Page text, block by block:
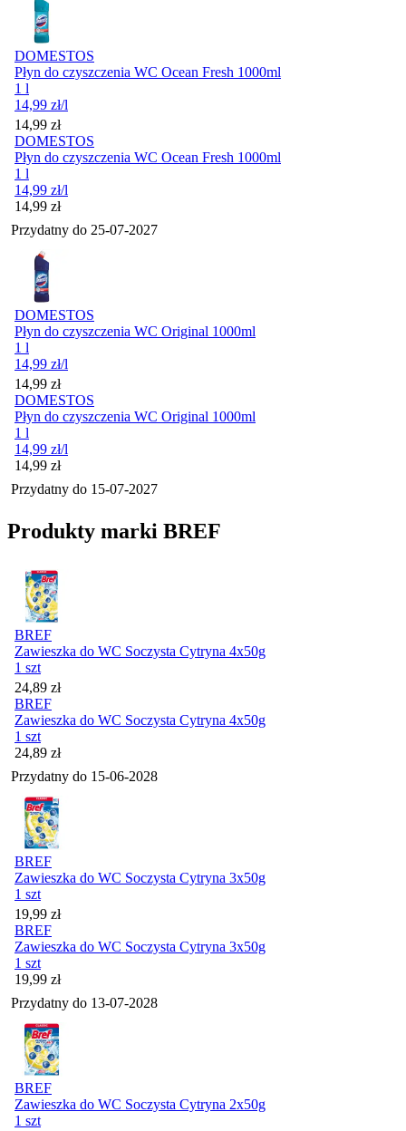
DOMESTOS
Płyn do czyszczenia WC Ocean Fresh 1000ml
1 l
14,99 zł/l
Cena
14,99 zł
DOMESTOS
Płyn do czyszczenia WC Ocean Fresh 1000ml
1 l
14,99 zł/l
Cena
14,99 zł
Przydatny do 25-07-2027
DOMESTOS
Płyn do czyszczenia WC Original 1000ml
1 l
14,99 zł/l
Cena
14,99 zł
DOMESTOS
Płyn do czyszczenia WC Original 1000ml
1 l
14,99 zł/l
Cena
14,99 zł
Przydatny do 15-07-2027
Produkty marki BREF
BREF
Zawieszka do WC Soczysta Cytryna 4x50g
1 szt
Cena
24,89 zł
BREF
Zawieszka do WC Soczysta Cytryna 4x50g
1 szt
Cena
24,89 zł
Przydatny do 15-06-2028
BREF
Zawieszka do WC Soczysta Cytryna 3x50g
1 szt
Cena
19,99 zł
BREF
Zawieszka do WC Soczysta Cytryna 3x50g
1 szt
Cena
19,99 zł
Przydatny do 13-07-2028
BREF
Zawieszka do WC Soczysta Cytryna 2x50g
1 szt